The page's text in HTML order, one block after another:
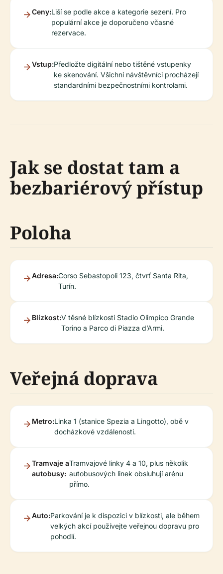
Ceny:Liší se podle akce a kategorie sezení. Pro
populární akce je doporučeno včasné
rezervace.
Vstup:Předložte digitální nebo tištěné vstupenky
ke skenování. Všichni návštěvníci procházejí
standardními bezpečnostními kontrolami.
Jak se dostat tam a
bezbariérový přístup
Poloha
Adresa:Corso Sebastopoli 123, čtvrť Santa Rita,
Turín.
Blízkost:V těsné blízkosti Stadio Olimpico Grande
Torino a Parco di Piazza d’Armi.
Veřejná doprava
Metro:Linka 1 (stanice Spezia a Lingotto), obě v
docházkové vzdálenosti.
Tramvaje a
autobusy:
Tramvajové linky 4 a 10, plus několik
autobusových linek obsluhují arénu
přímo.
Auto:Parkování je k dispozici v blízkosti, ale během
velkých akcí používejte veřejnou dopravu pro
pohodlí.